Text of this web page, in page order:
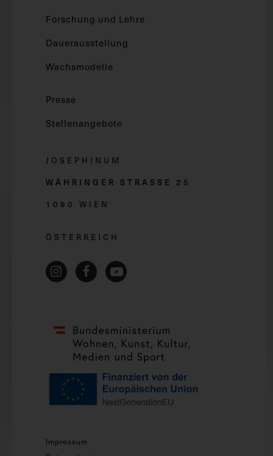
Forschung und Lehre
Dauerausstellung
Wachsmodelle
Presse
Stellenangebote
JOSEPHINUM
WÄHRINGER STRASSE 2 5
1090 WIEN
ÖSTERREICH
Impressum